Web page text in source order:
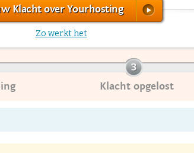
Klacht over Yourhosting
Zo werkt het
Klacht opgelost